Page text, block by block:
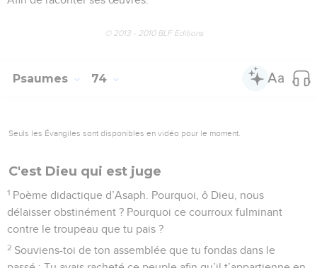
© 2013 - 2010 BLF Editions
Psaumes 74
Seuls les Évangiles sont disponibles en vidéo pour le moment.
C'est Dieu qui est juge
1 Poème didactique d’Asaph. Pourquoi, ô Dieu, nous
délaisser obstinément ? Pourquoi ce courroux fulminant
contre le troupeau que tu pais ?
2 Souviens-toi de ton assemblée que tu fondas dans le